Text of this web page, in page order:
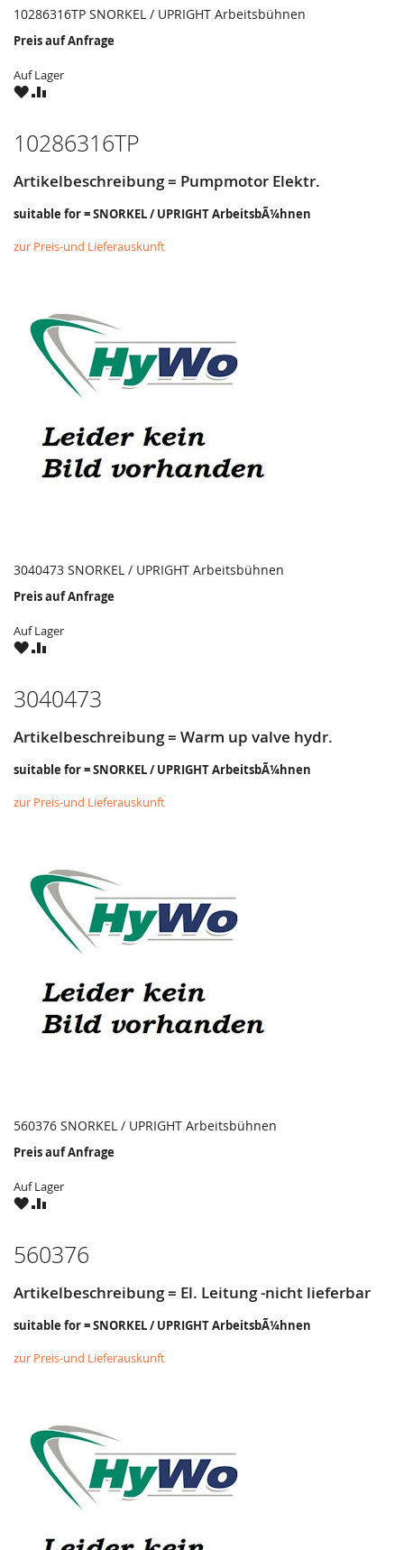
10286316TP SNORKEL / UPRIGHT Arbeitsbühnen
Preis auf Anfrage
Auf Lager
ZUZU
10286316TP
Artikelbeschreibung = Pumpmotor Elektr.
suitable for = SNORKEL / UPRIGHT ArbeitsbÃ¼hnen
zur Preis-und Lieferauskunft
3040473 SNORKEL / UPRIGHT Arbeitsbühnen
Preis auf Anfrage
Auf Lager
ZUZU
3040473
Artikelbeschreibung = Warm up valve hydr.
suitable for = SNORKEL / UPRIGHT ArbeitsbÃ¼hnen
zur Preis-und Lieferauskunft
560376 SNORKEL / UPRIGHT Arbeitsbühnen
Preis auf Anfrage
Auf Lager
ZUZU
560376
Artikelbeschreibung = El. Leitung -nicht lieferbar
suitable for = SNORKEL / UPRIGHT ArbeitsbÃ¼hnen
zur Preis-und Lieferauskunft